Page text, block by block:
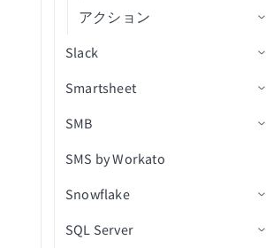
利用状況のしきい値に到達
新規レコード（リアルタイ
新規/更新済みレコード（リ
ージ（リアルタイム）
を一括作成
レコードの削除
添付ファイルをダウンロー
ファイルをダウンロード
オブジェクトスキーマの取
（batch）
すべての支払いタイプを取
得（batch）（deprecated）
エントリ画像URLを取得
ダウンロード（file）
ライブラリからファイルと
ライブラリ内のファイルま
（batch）
ライブラリ内のファイルを
アクション
オブジェクトにメタフィー
在庫レベルを調整
フルフィルメントをキャン
セル
Slack
コネクション設定
Slack vs Workbot
メッセージボタン
メッセージスレッド
Custom OAuth profiles
Smartsheet
コネクション設定
トリガー
シート内の新規または更新
アクション
行を作成
SMB
コネクション設定
トリガー
新規/更新済みファイルトリ
アクション
SMS by Workato
Snowflake
コネクション設定
SQL Server